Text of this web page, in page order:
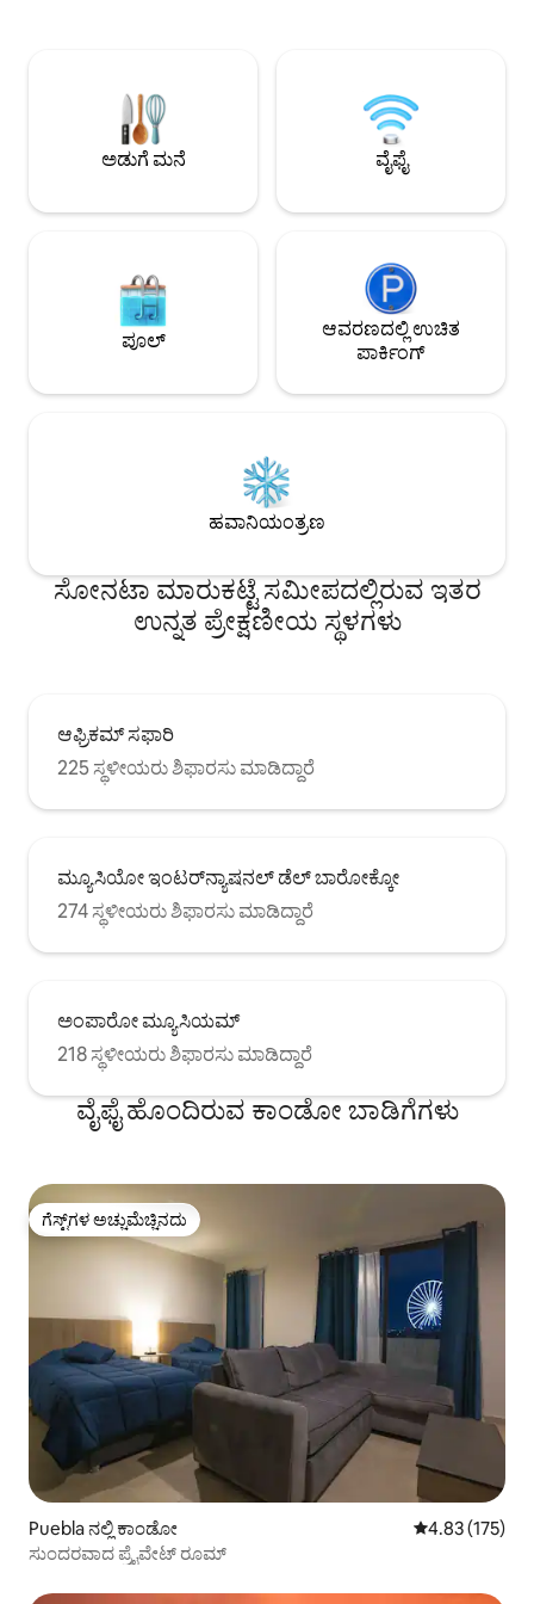
ಎಲಿವೇಟರ್ ಪ್ರವೇಶ
ಅಂಗಡಿಗಳು ಮತ್ತು
ಮಾರುಕಟ್ಟೆಯಂತಹ
ಹಂತಗಳನ್ನು ಹೊಂದಿದೆ!
ಅಡುಗೆ ಮನೆ ವೈಫೈ
ಪೂಲ್
ಆವರಣದಲ್ಲಿ ಉಚಿತ
ಪಾರ್ಕಿಂಗ್
ಹವಾನಿಯಂತ್ರಣ
ಸೋನಟಾ ಮಾರುಕಟ್ಟೆ ಸಮೀಪದಲ್ಲಿರುವ ಇತರ
ಉನ್ನತ ಪ್ರೇಕ್ಷಣೀಯ ಸ್ಥಳಗಳು
ಆಫ್ರಿಕಮ್ ಸಫಾರಿ
225 ಸ್ಥಳೀಯರು ಶಿಫಾರಸು ಮಾಡಿದ್ದಾರೆ
ಮ್ಯೂಸಿಯೋ ಇಂಟರ್‌ನ್ಯಾಷನಲ್ ಡೆಲ್ ಬಾರೋಕ್ಕೋ
274 ಸ್ಥಳೀಯರು ಶಿಫಾರಸು ಮಾಡಿದ್ದಾರೆ
ಅಂಪಾರೋ ಮ್ಯೂಸಿಯಮ್
218 ಸ್ಥಳೀಯರು ಶಿಫಾರಸು ಮಾಡಿದ್ದಾರೆ
ವೈಫೈ ಹೊಂದಿರುವ ಕಾಂಡೋ ಬಾಡಿಗೆಗಳು
ಗೆಸ್ಟ್‌ಗಳ ಅಚ್ಚುಮೆಚ್ಚಿನದು
ಗೆಸ್ಟ್‌ಗಳ ಅಚ್ಚುಮೆಚ್ಚಿನದು
Puebla ನಲ್ಲಿ ಕಾಂಡೋ 5 ರಲ್ಲಿ 4.83
4.83 (175)
ಸುಂದರವಾದ ಪ್ರೈವೇಟ್ ರೂಮ್